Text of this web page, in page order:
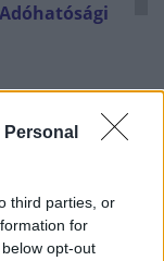
third parties, or
for
opt-out
rejtve több
brit